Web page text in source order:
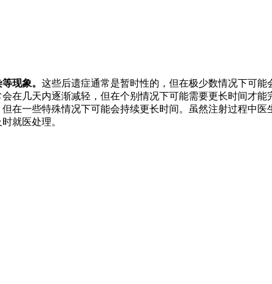
现象。 这些后遗症通常是暂时性的，但在极少数情况下可
在几天内逐渐减轻，但在个别情况下可能需要更长时间才
在一些特殊情况下可能会持续更长时间。虽然注射过程中
就医处理。